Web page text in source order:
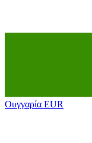
Ουγγαρία EUR